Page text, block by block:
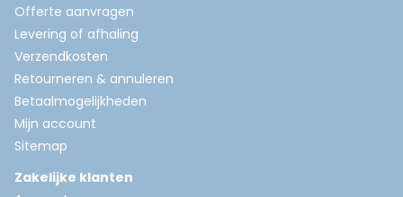
Offerte aanvragen
Levering of afhaling
Verzendkosten
Retourneren & annuleren
Betaalmogelijkheden
Mijn account
Sitemap
Zakelijke klanten